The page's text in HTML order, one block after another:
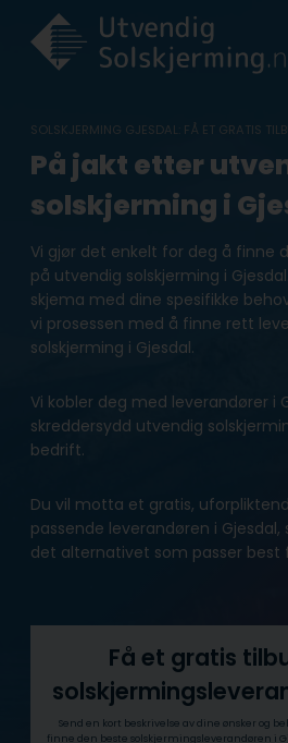
content
SOLSKJERMING GJESDAL: FÅ ET GRATIS
På jakt etter
solskjerming i
Vi gjør det enkelt for deg å finne
på utvendig solskjerming i
skjema med dine spesifikke
vi prosessen med å finne rett
solskjerming i Gjesdal.
Vi kobler deg med leverandører i
skreddersydd utvendig
bedrift.
Du vil motta et gratis,
passende leverandøren i Gjesdal,
det alternativet som passer best
Få et gratis
Send en kort beskrivelse av dine ønsker og
finne den beste solskjermingsleverandøren i